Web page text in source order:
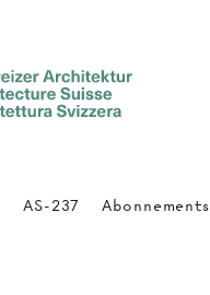
AS-237 Abonnements